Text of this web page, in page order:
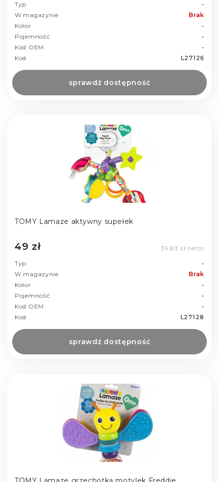
Typ
-
W magazynie
Brak
Kolor
-
Pojemność
-
Kod OEM
-
Kod
L27126
sprawdź dostępność
TOMY Lamaze aktywny supełek
49 zł 39,83 zł netto
Typ
-
W magazynie
Brak
Kolor
-
Pojemność
-
Kod OEM
-
Kod
L27128
sprawdź dostępność